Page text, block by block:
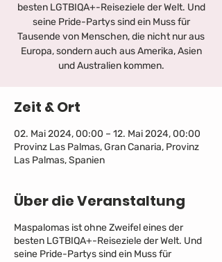
besten LGTBIQA+-Reiseziele der Welt. Und
seine Pride-Partys sind ein Muss für
Tausende von Menschen, die nicht nur aus
Europa, sondern auch aus Amerika, Asien
und Australien kommen.
Zeit & Ort
02. Mai 2024, 00:00 – 12. Mai 2024, 00:00
Provinz Las Palmas, Gran Canaria, Provinz
Las Palmas, Spanien
Über die Veranstaltung
Maspalomas ist ohne Zweifel eines der
besten LGTBIQA+-Reiseziele der Welt. Und
seine Pride-Partys sind ein Muss für